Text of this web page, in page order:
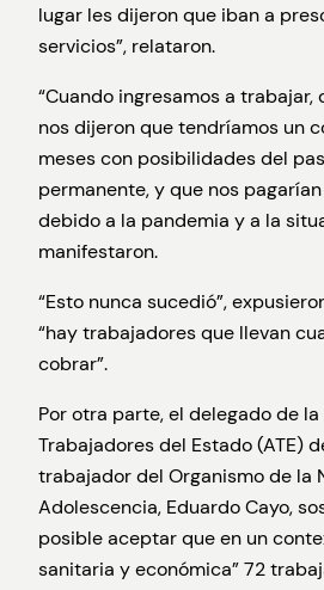
lugar les dijeron que iban a
servicios”, relataron.
“Cuando ingresamos a trabajar,
nos dijeron que tendríamos un
meses con posibilidades del
permanente, y que nos
debido a la pandemia y a la
manifestaron.
“Esto nunca sucedió”,
“hay trabajadores que llevan
cobrar”.
Por otra parte, el delegado de
Trabajadores del Estado (ATE)
trabajador del Organismo de la
Adolescencia, Eduardo Cayo,
posible aceptar que en un
sanitaria y económica” 72